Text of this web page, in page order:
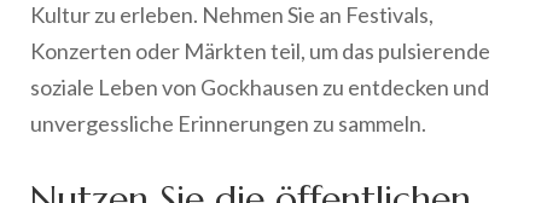
Kultur zu erleben. Nehmen Sie an Festivals,
Konzerten oder Märkten teil, um das pulsierende
soziale Leben von Gockhausen zu entdecken und
unvergessliche Erinnerungen zu sammeln.